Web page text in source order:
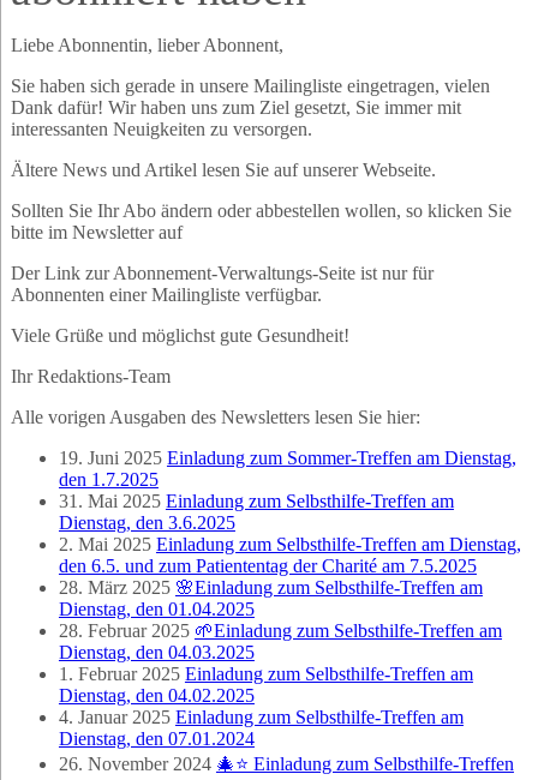
Liebe Abonnentin, lieber Abonnent,
Sie haben sich gerade in unsere Mailingliste eingetragen, vielen
Dank dafür! Wir haben uns zum Ziel gesetzt, Sie immer mit
interessanten Neuigkeiten zu versorgen.
Ältere News und Artikel lesen Sie auf unserer Webseite.
Sollten Sie Ihr Abo ändern oder abbestellen wollen, so klicken Sie
bitte im Newsletter auf
Der Link zur Abonnement-Verwaltungs-Seite ist nur für
Abonnenten einer Mailingliste verfügbar.
Viele Grüße und möglichst gute Gesundheit!
Ihr Redaktions-Team
Alle vorigen Ausgaben des Newsletters lesen Sie hier:
19. Juni 2025 Einladung zum Sommer-Treffen am Dienstag,
den 1.7.2025
31. Mai 2025 Einladung zum Selbsthilfe-Treffen am
Dienstag, den 3.6.2025
2. Mai 2025 Einladung zum Selbsthilfe-Treffen am Dienstag,
den 6.5. und zum Patiententag der Charité am 7.5.2025
28. März 2025 🌸Einladung zum Selbsthilfe-Treffen am
Dienstag, den 01.04.2025
28. Februar 2025 🌱Einladung zum Selbsthilfe-Treffen am
Dienstag, den 04.03.2025
1. Februar 2025 Einladung zum Selbsthilfe-Treffen am
Dienstag, den 04.02.2025
4. Januar 2025 Einladung zum Selbsthilfe-Treffen am
Dienstag, den 07.01.2024
26. November 2024 🎄⭐ Einladung zum Selbsthilfe-Treffen